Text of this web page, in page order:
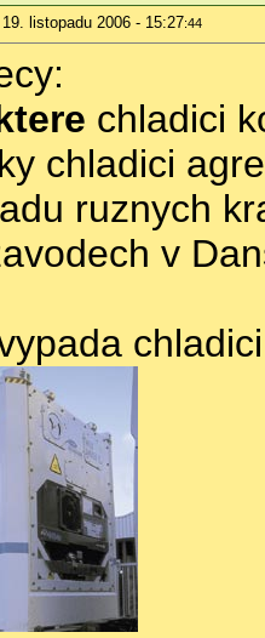
listopadu 2006 - 15:27:44
chladici
chladici
ruznych
v